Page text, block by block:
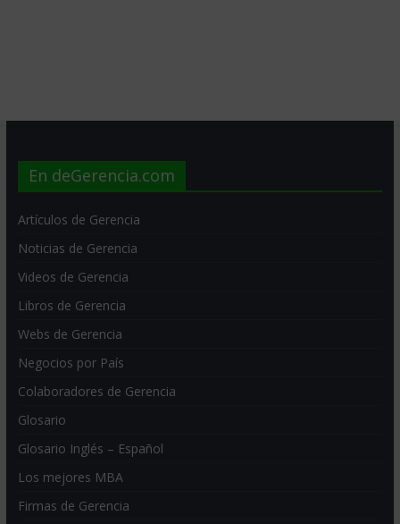
En deGerencia.com
Artículos de Gerencia
Noticias de Gerencia
Videos de Gerencia
Libros de Gerencia
Webs de Gerencia
Negocios por País
Colaboradores de Gerencia
Glosario
Glosario Inglés – Español
Los mejores MBA
Firmas de Gerencia